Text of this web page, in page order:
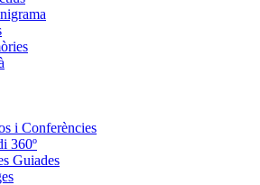
i Conferències
360º
Guiades